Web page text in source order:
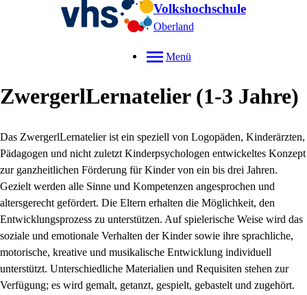
Volkshochschule
Oberland
Menü
ZwergerlLernatelier (1-3 Jahre)
Das ZwergerlLernatelier ist ein speziell von Logopäden, Kinderärzten,
Pädagogen und nicht zuletzt Kinderpsychologen entwickeltes Konzept
zur ganzheitlichen Förderung für Kinder von ein bis drei Jahren.
Gezielt werden alle Sinne und Kompetenzen angesprochen und
altersgerecht gefördert. Die Eltern erhalten die Möglichkeit, den
Entwicklungsprozess zu unterstützen. Auf spielerische Weise wird das
soziale und emotionale Verhalten der Kinder sowie ihre sprachliche,
motorische, kreative und musikalische Entwicklung individuell
unterstützt. Unterschiedliche Materialien und Requisiten stehen zur
Verfügung; es wird gemalt, getanzt, gespielt, gebastelt und zugehört.